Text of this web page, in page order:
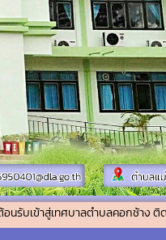
บาลตำบลคอกช้าง ติดต่อสอบถาม :